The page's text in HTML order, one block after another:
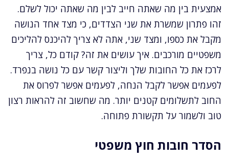
אמצעית בין מה שאתה חייב לבין מה שאתה יכול לשלם.
זהו פתרון שמשרת את שני הצדדים, כי מצד אחד הנושה
מקבל את כספו, ומצד שני, אתה לא צריך להיכנס להליכים
משפטיים מורכבים. איך עושים את זה? קודם כל, צריך
לרכז את כל החובות שלך וליצור קשר עם כל נושה בנפרד.
לפעמים אפשר לקבל הנחה, לפעמים אפשר לפרוס את
החוב לתשלומים קטנים יותר. מה שחשוב זה להראות רצון
טוב ולשמור על תקשורת פתוחה.
הסדר חובות חוץ משפטי